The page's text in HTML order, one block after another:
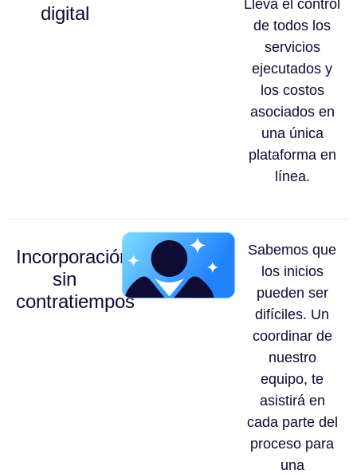
digital
Lleva el control
de todos los
servicios
ejecutados y
los costos
asociados en
una única
plataforma en
línea.
Incorporación
sin
contratiempos
Sabemos que
los inicios
pueden ser
difíciles. Un
coordinar de
nuestro
equipo, te
asistirá en
cada parte del
proceso para
una